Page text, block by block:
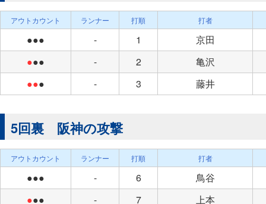
アウトカウント ランナー 打順 打者
●●● - 1
京田
●●● - 2
亀沢
●●● - 3 藤井
5回裏 阪神の攻撃
アウトカウント ランナー 打順 打者
●●● - 6
鳥谷
●●● - 7 上本